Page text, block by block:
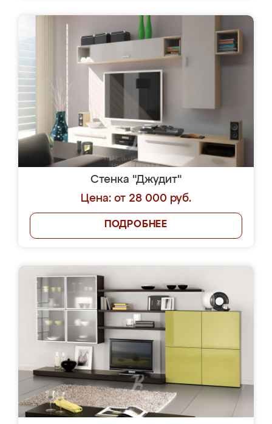
Стенка "Джудит"
Цена: от 28 000 руб.
ПОДРОБНЕЕ